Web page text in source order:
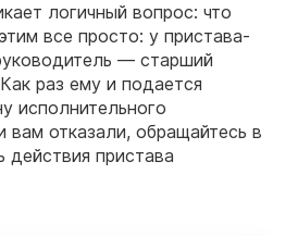
логичный вопрос: что
все просто: у пристава-
— старший
раз ему и подается
исполнительного
вам отказали, обращайтесь в
действия пристава